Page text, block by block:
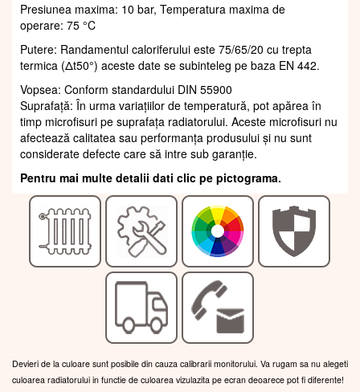
Presiunea maxima: 10 bar, Temperatura maxima de
operare: 75 °C
Putere: Randamentul caloriferului este 75/65/20 cu trepta
termica (Δt50°) aceste date se subinteleg pe baza EN 442.
Vopsea: Conform standardului DIN 55900
Suprafaţă: În urma variațiilor de temperatură, pot apărea în
timp microfisuri pe suprafața radiatorului. Aceste microfisuri nu
afectează calitatea sau performanța produsului și nu sunt
considerate defecte care să intre sub garanție.
Pentru mai multe detalii dati clic pe pictograma.
Devieri de la culoare sunt posibile din cauza calibrarii monitorului. Va rugam sa nu alegeti
culoarea radiatorului in functie de culoarea vizulazita pe ecran deoarece pot fi diferente!